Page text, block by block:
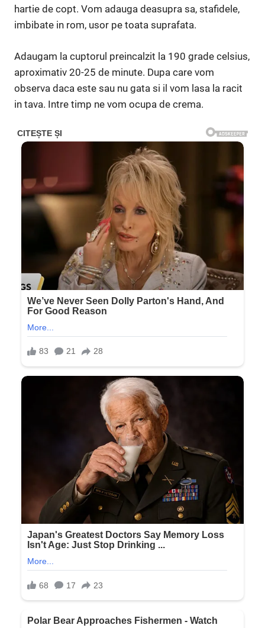
hartie de copt. Vom adauga deasupra sa, stafidele,
imbibate in rom, usor pe toata suprafata.
Adaugam la cuptorul preincalzit la 190 grade celsius,
aproximativ 20-25 de minute. Dupa care vom
observa daca este sau nu gata si il vom lasa la racit
in tava. Intre timp ne vom ocupa de crema.